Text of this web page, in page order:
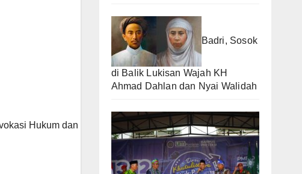
Hukum dan
Badri, Sosok
di Balik Lukisan Wajah KH
Ahmad Dahlan dan Nyai Walidah